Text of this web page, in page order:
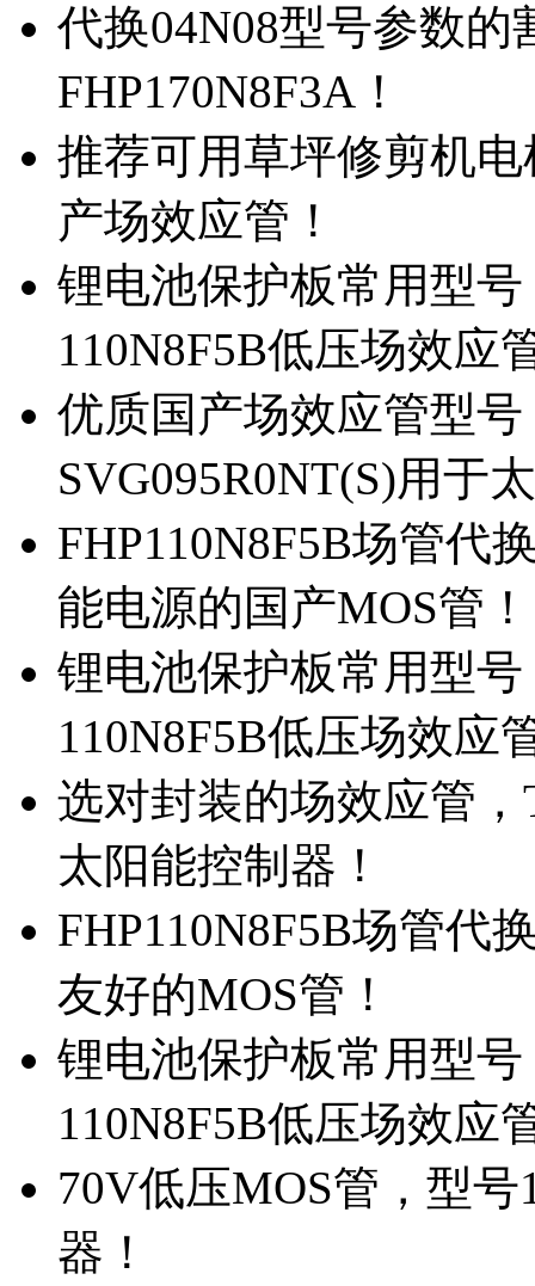
代换04N08型号参数
FHP170N8F3A！
推荐可用草坪修剪机电
产场效应管！
锂电池保护板常用型号
110N8F5B低压场效应
优质国产场效应管型
SVG095R0NT(S)用于
FHP110N8F5B场管代
能电源的国产MOS管！
锂电池保护板常用型
110N8F5B低压场效应
选对封装的场效应管
太阳能控制器！
FHP110N8F5B场管代
友好的MOS管！
锂电池保护板常用型
110N8F5B低压场效应
70V低压MOS管，型
器！